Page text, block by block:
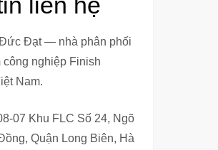
Đạt — nhà phân phối
nghiệp Finish
Nam.
07 Khu FLC Số 24, Ngõ
Quận Long Biên, Hà